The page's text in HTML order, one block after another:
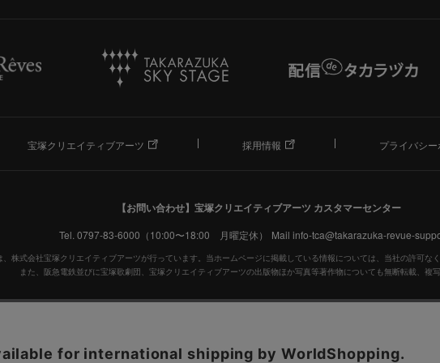
宝塚クリエイティブアーツ 採用情報 プライバシ
【お問い合わせ】 宝塚クリエイティブアーツ カスタマーセンター
Tel. 0797-83-6000（10:00〜18:00 月曜定休） Mail info-tca@takarazuka-revue-
株式会社宝塚クリエイティブアーツが行っています。当ホームページに掲載している情報については、当社の許可な
また、阪急電鉄並びに宝塚歌劇団、宝塚クリエイティブアーツの出版物ほか写真等著作物についても無断転載、複
JASRAC許諾番号：S0507081515